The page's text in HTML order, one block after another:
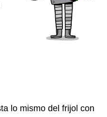
lo mismo del frijol con